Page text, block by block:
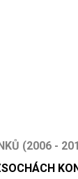
(2006 -